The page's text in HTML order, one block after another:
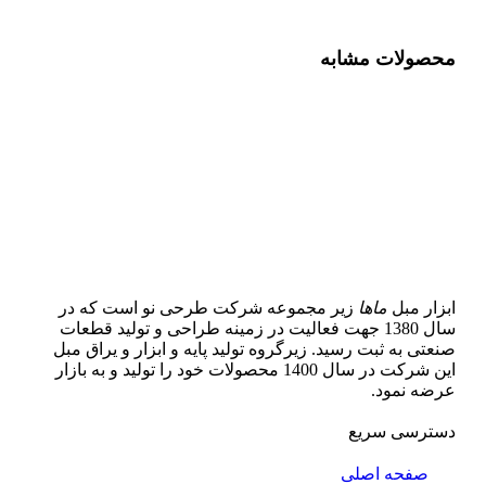
محصولات مشابه
ابزار مبل ماها زیر مجموعه شرکت طرحی نو است که در
سال 1380 جهت فعالیت در زمینه طراحی و تولید قطعات
صنعتی به ثبت رسید. زیرگروه تولید پایه و ابزار و یراق مبل
این شرکت در سال 1400 محصولات خود را تولید و به بازار
عرضه نمود.
دسترسی سریع
صفحه اصلی